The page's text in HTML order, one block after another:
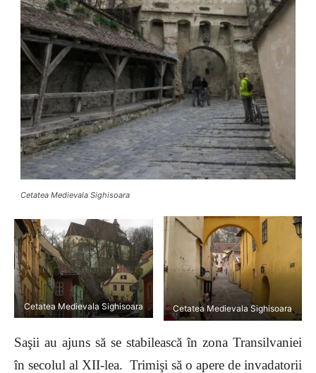
Cetatea Medievala Sighisoara
Cetatea Medievala Sighisoara Cetatea Medievala Sighisoara
Saşii au ajuns să se stabilească în zona Transilvaniei
în secolul al XII-lea. Trimişi să o apere de invadatorii